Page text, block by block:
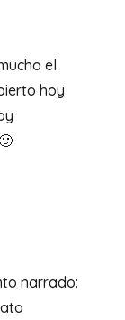
el
hoy
narrado: